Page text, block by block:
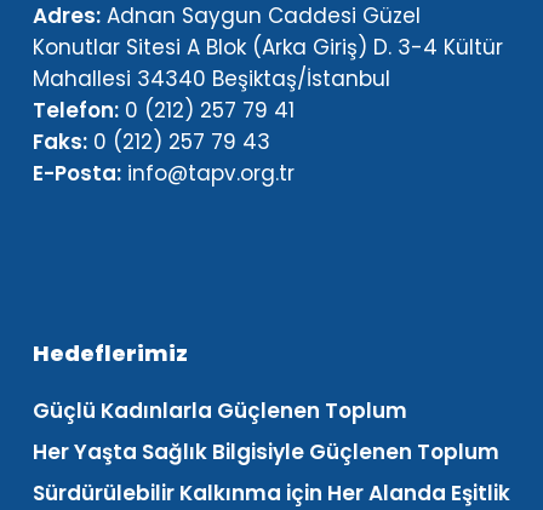
Adres:Adnan Saygun Caddesi Güzel
Konutlar Sitesi A Blok (Arka Giriş) D. 3-4 Kültür
Mahallesi 34340 Beşiktaş/İstanbul
Telefon: 0 (212) 257 79 41
Faks:0 (212) 257 79 43
E-Posta: info@tapv.org.tr
Hedeflerimiz
Güçlü Kadınlarla Güçlenen Toplum
Her Yaşta Sağlık Bilgisiyle Güçlenen Toplum
Sürdürülebilir Kalkınma için Her Alanda Eşitlik